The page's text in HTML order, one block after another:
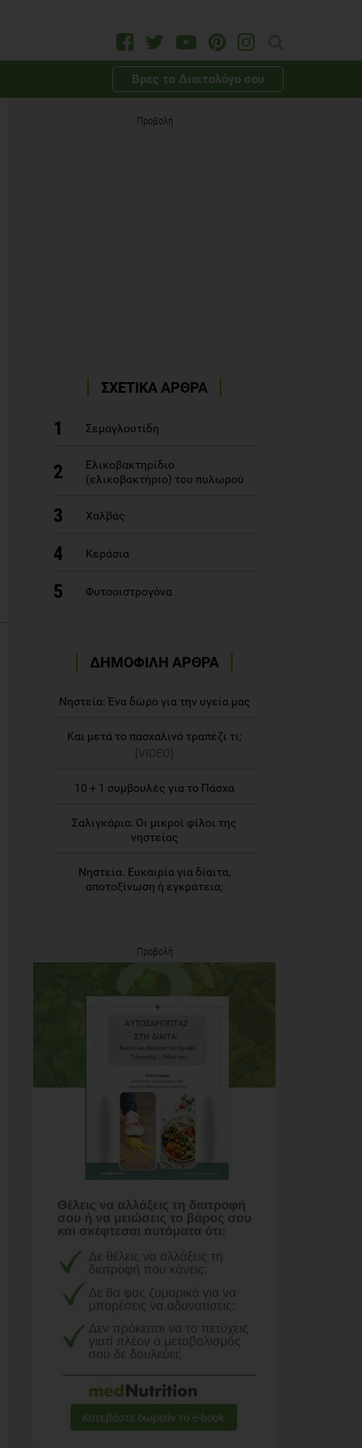
Βρες το Διαιτολόγο σου
Προβολή
ΣΧΕΤΙΚΑ ΑΡΘΡΑ
1 Σεμαγλουτίδη
2
Ελικοβακτηρίδιο
(ελικοβακτήριο) του πυλωρού
3 Χαλβάς
4 Κεράσια
5 Φυτοοιστρογόνα
ΔΗΜΟΦΙΛΗ ΑΡΘΡΑ
Νηστεία: Ένα δώρο για την υγεία μας
Και μετά το πασχαλινό τραπέζι τι;
[VIDEO]
10 + 1 συμβουλές για το Πάσχα
Σαλιγκάρια: Οι μικροί φίλοι της
νηστείας
Νηστεία. Ευκαιρία για δίαιτα,
αποτοξίνωση ή εγκράτεια;
Προβολή